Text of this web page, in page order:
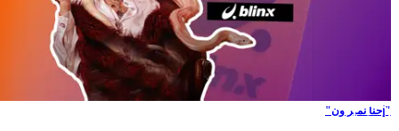
"إحنا نمبر ون"